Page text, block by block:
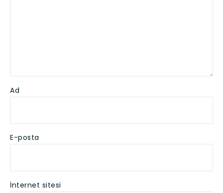
Ad
E-posta
İnternet sitesi